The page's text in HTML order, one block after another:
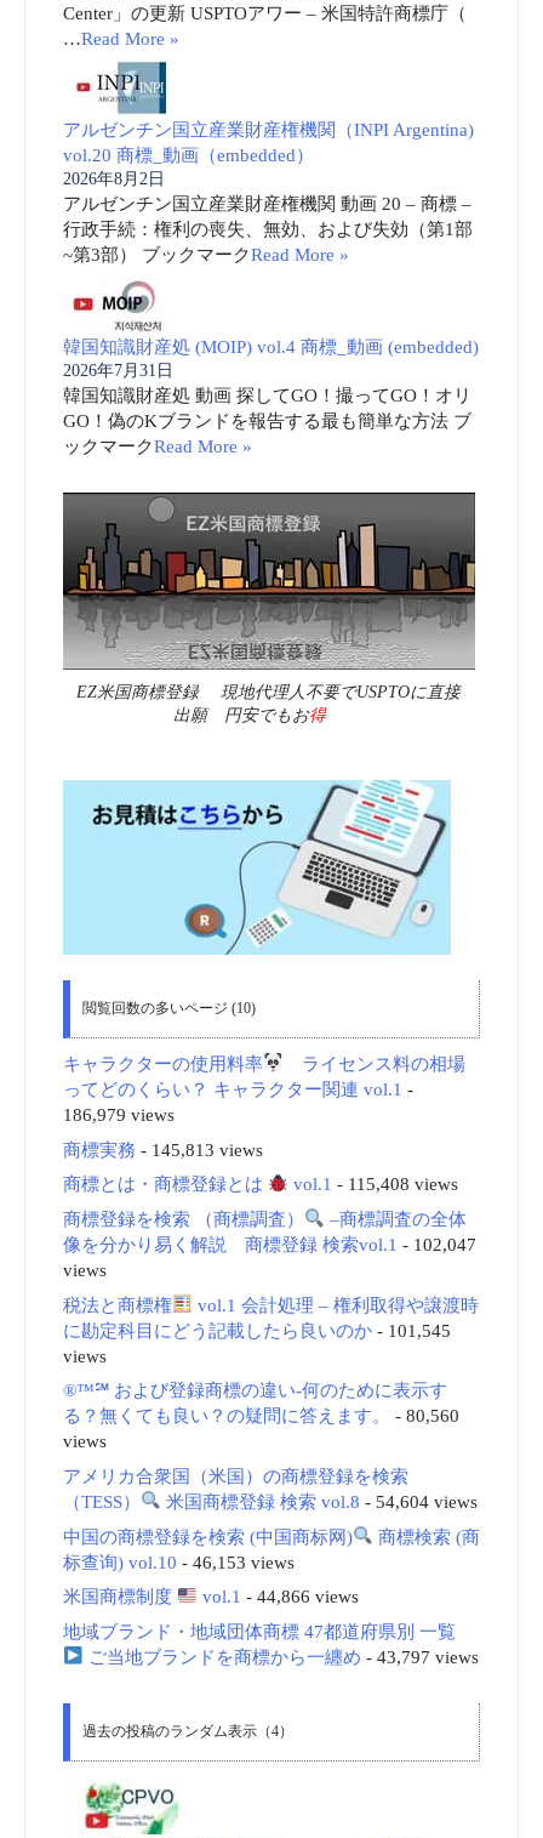
Center」の更新 USPTOアワー – 米国特許商標庁（
…Read More »
アルゼンチン国立産業財産権機関（INPI Argentina)
vol.20 商標_動画（embedded）
2026年8月2日
アルゼンチン国立産業財産権機関 動画 20 – 商標 –
行政手続：権利の喪失、無効、および失効（第1部
~第3部） ブックマークRead More »
韓国知識財産処 (MOIP) vol.4 商標_動画 (embedded)
2026年7月31日
韓国知識財産処 動画 探してGO！撮ってGO！オリ
GO！偽のKブランドを報告する最も簡単な方法 ブ
ックマークRead More »
EZ米国商標登録 現地代理人不要でUSPTOに直接
出願 円安でもお得
閲覧回数の多いページ (10)
キャラクターの使用料率
ライセンス料の相場
ってどのくらい？ キャラクター関連 vol.1 -
186,979 views
商標実務 - 145,813 views
商標とは・商標登録とは
vol.1 - 115,408 views
商標登録を検索 （商標調査）
–商標調査の全体
像を分かり易く解説 商標登録 検索vol.1 - 102,047
views
税法と商標権
vol.1 会計処理 – 権利取得や譲渡時
に勘定科目にどう記載したら良いのか- 101,545
views
®™℠ および登録商標の違い-何のために表示す
る？無くても良い？の疑問に答えます。
- 80,560
views
アメリカ合衆国（米国）の商標登録を検索
（TESS）
米国商標登録 検索 vol.8 - 54,604 views
中国の商標登録を検索 (中国商标网)
商標検索 (商
标查询) vol.10 - 46,153 views
米国商標制度
vol.1 - 44,866 views
地域ブランド・地域団体商標 47都道府県別 一覧
ご当地ブランドを商標から一纏め - 43,797 views
過去の投稿のランダム表示（4）